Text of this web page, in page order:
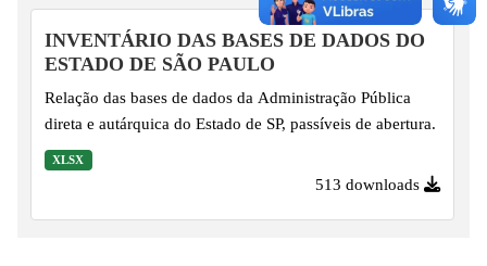
INVENTÁRIO DAS BASES DE DADOS DO
ESTADO DE SÃO PAULO
Relação das bases de dados da Administração Pública
direta e autárquica do Estado de SP, passíveis de abertura.
XLSX
513 downloads